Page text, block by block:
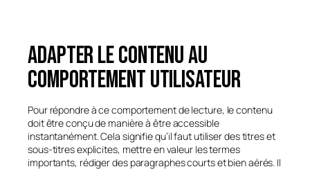
Adapter le contenu au
comportement utilisateur
Pour répondre à ce comportement de lecture, le contenu
doit être conçu de manière à être accessible
instantanément. Cela signifie qu’il faut utiliser des titres et
sous-titres explicites, mettre en valeur les termes
importants, rédiger des paragraphes courts et bien aérés. Il